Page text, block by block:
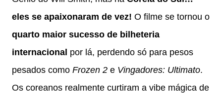
eles se apaixonaram de vez! O filme se tornou o
quarto maior sucesso de bilheteria
internacional por lá, perdendo só para pesos
pesados como Frozen 2 e Vingadores: Ultimato.
Os coreanos realmente curtiram a vibe mágica de